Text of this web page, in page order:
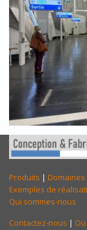
Produits |
Exemples de
Qui sommes-nous
Contactez-nous |